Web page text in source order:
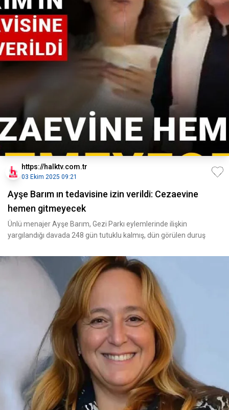
https://halktv.com.tr
03 Ekim 2025 09:21
Ayşe Barım ın tedavisine izin verildi: Cezaevine
hemen gitmeyecek
Ünlü menajer Ayşe Barım, Gezi Parkı eylemlerinde ilişkin
yargılandığı davada 248 gün tutuklu kalmış, dün görülen duruş